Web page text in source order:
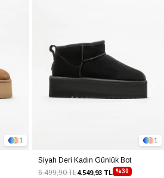
1
Siyah Deri Kadın Günlük Bot
%30
4.549,93 TL
6.499,90 TL
1